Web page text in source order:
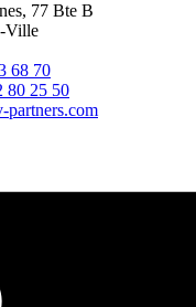
77 Bte B
Ville
68 70
80 25 50
partners.com